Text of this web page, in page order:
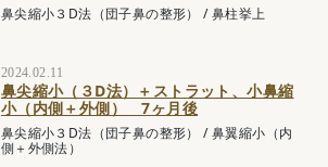
鼻尖縮小３D法（団子鼻の整形） /鼻柱挙上
2024.02.11
鼻尖縮小（３D法）＋ストラット、小鼻縮
小（内側＋外側） 7ヶ月後
鼻尖縮小３D法（団子鼻の整形） /鼻翼縮小（内
側＋外側法）